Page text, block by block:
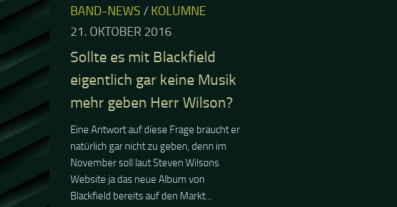
BAND-NEWS / KOLUMNE
21. OKTOBER 2016
Sollte es mit Blackfield
eigentlich gar keine Musik
mehr geben Herr Wilson?
Eine Antwort auf diese Frage braucht er
natürlich gar nicht zu geben, denn im
November soll laut Steven Wilsons
Website ja das neue Album von
Blackfield bereits auf den Markt...